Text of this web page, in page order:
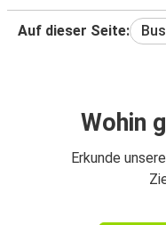
Auf dieser Seite:
Wohin
Erkunde